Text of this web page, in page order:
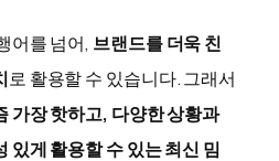
어를 넘어, 브랜드를 더욱 친
로 활용할 수 있습니다. 그래서
가장 핫하고, 다양한 상황과
있게 활용할 수 있는 최신 밈